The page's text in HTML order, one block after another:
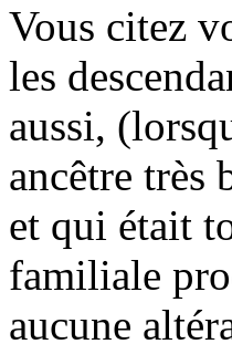
Vous citez
les
aussi,
ancêtre très
et qui était
familiale
aucune